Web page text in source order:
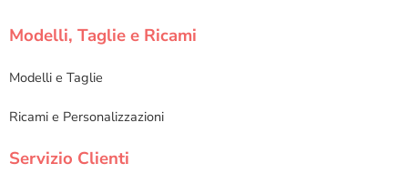
Modelli, Taglie e Ricami
Modelli e Taglie
Ricami e Personalizzazioni
Servizio Clienti